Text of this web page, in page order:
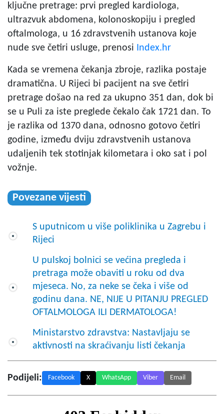
ključne pretrage: prvi pregled kardiologa,
ultrazvuk abdomena, kolonoskopiju i pregled
oftalmologa, u 16 zdravstvenih ustanova koje
nude sve četiri usluge, prenosi Index.hr
Kada se vremena čekanja zbroje, razlika postaje
dramatična. U Rijeci bi pacijent na sve četiri
pretrage došao na red za ukupno 351 dan, dok bi
se u Puli za iste preglede čekalo čak 1721 dan. To
je razlika od 1370 dana, odnosno gotovo četiri
godine, između dviju zdravstvenih ustanova
udaljenih tek stotinjak kilometara i oko sat i pol
vožnje.
Povezane vijesti
S uputnicom u više poliklinika u Zagrebu i
Rijeci
U pulskoj bolnici se većina pregleda i
pretraga može obaviti u roku od dva
mjeseca. No, za neke se čeka i više od
godinu dana. NE, NIJE U PITANJU PREGLED
OFTALMOLOGA ILI DERMATOLOGA!
Ministarstvo zdravstva: Nastavljaju se
aktivnosti na skraćivanju listi čekanja
Podijeli: Facebook X WhatsApp Viber Email